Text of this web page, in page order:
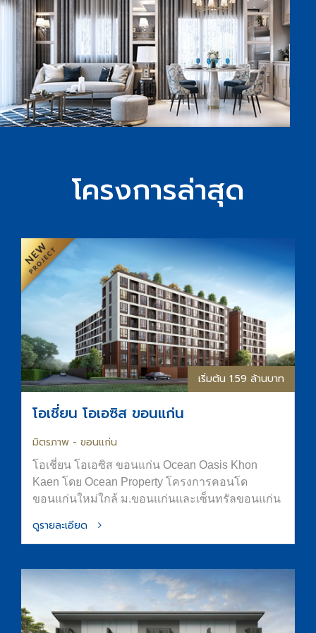
โครงการล่าสุด
เริ่มต้น 1.59 ล้านบาท
โอเชี่ยน โอเอซิส ขอนแก่น
มิตรภาพ - ขอนแก่น
โอเชี่ยน โอเอซิส ขอนแก่น Ocean Oasis Khon
Kaen โดย Ocean Property โครงการคอนโด
ขอนแก่นใหม่ใกล้ ม.ขอนแก่นและเซ็นทรัลขอนแก่น
พื้นที่อยู่อาศัยที่สงบ ร่มรื่น และมีความเป็นส่วนตัว
ฟิตเนส และ Co-Working Space การันตีที่จอดรถ
ทำเลใจกลางเมืองขอนแก่น ติดถนนมิตรภาพ เดิน
ดูรายละเอียด